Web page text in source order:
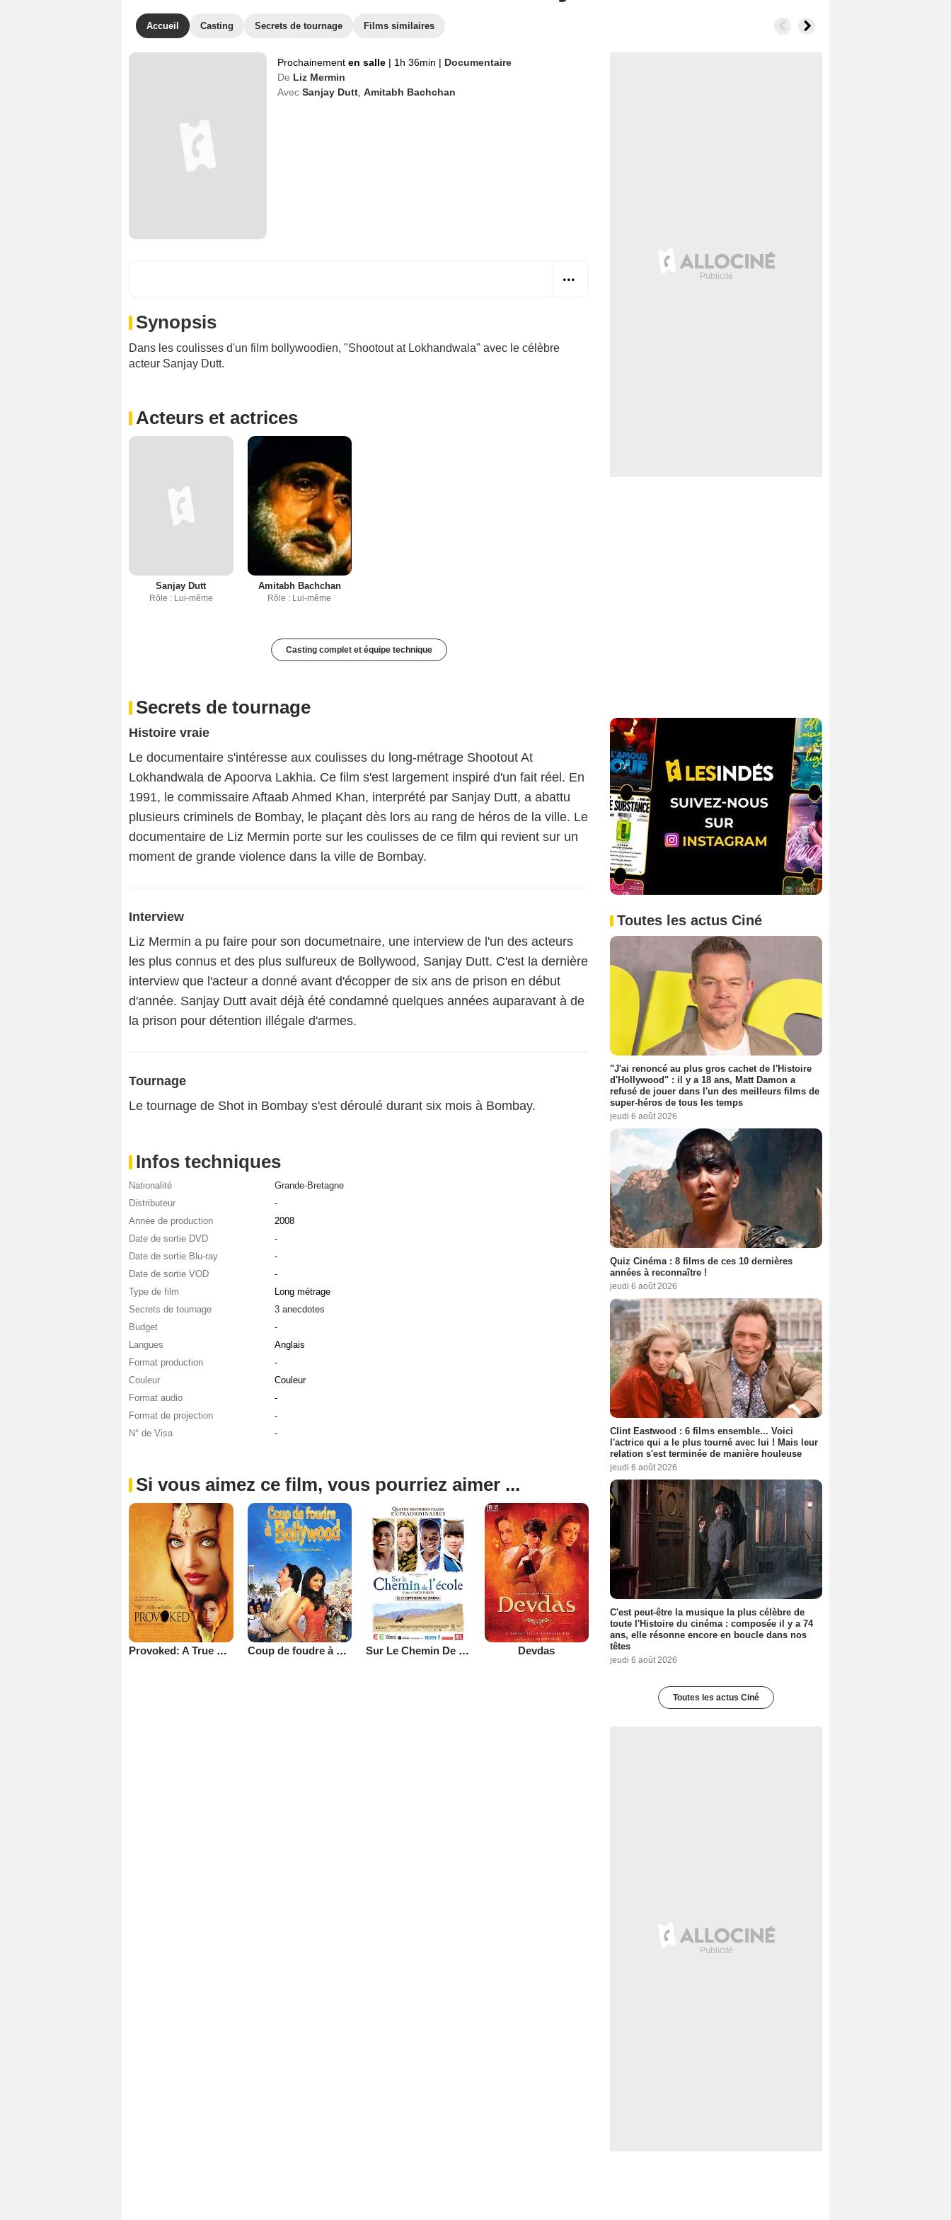
Accueil Casting Secrets de tournage Films similaires
Prochainement en salle | 1h 36min | Documentaire
De Liz Mermin
Avec Sanjay Dutt Amitabh Bachchan
Synopsis
Dans les coulisses d'un film bollywoodien, "Shootout at Lokhandwala" avec le célèbre
acteur Sanjay Dutt.
Acteurs et actrices
Sanjay Dutt
Rôle : Lui-même
Amitabh Bachchan
Rôle : Lui-même
Casting complet et équipe technique
Secrets de tournage
Histoire vraie
Le documentaire s'intéresse aux coulisses du long-métrage Shootout At
Lokhandwala de Apoorva Lakhia. Ce film s'est largement inspiré d'un fait réel. En
1991, le commissaire Aftaab Ahmed Khan, interprété par Sanjay Dutt, a abattu
plusieurs criminels de Bombay, le plaçant dès lors au rang de héros de la ville. Le
documentaire de Liz Mermin porte sur les coulisses de ce film qui revient sur un
moment de grande violence dans la ville de Bombay.
Interview
Liz Mermin a pu faire pour son documetnaire, une interview de l'un des acteurs
les plus connus et des plus sulfureux de Bollywood, Sanjay Dutt. C'est la dernière
interview que l'acteur a donné avant d'écopper de six ans de prison en début
d'année. Sanjay Dutt avait déjà été condamné quelques années auparavant à de
la prison pour détention illégale d'armes.
Tournage
Le tournage de Shot in Bombay s'est déroulé durant six mois à Bombay.
Infos techniques
Nationalité
Grande-Bretagne
Distributeur
-
Année de production
2008
Date de sortie DVD
-
Date de sortie Blu-ray
-
Date de sortie VOD
-
Type de film
Long métrage
Secrets de tournage
3 anecdotes
Budget
-
Langues
Anglais
Format production
-
Couleur
Couleur
Format audio
-
Format de projection
-
N° de Visa
-
Si vous aimez ce film, vous pourriez aimer ...
Provoked: A True Story Coup de foudre à Bollywood Sur Le Chemin De L'école Devdas
Toutes les actus Ciné
"J'ai renoncé au plus gros cachet de l'Histoire
d'Hollywood" : il y a 18 ans, Matt Damon a
refusé de jouer dans l'un des meilleurs films de
super-héros de tous les temps
jeudi 6 août 2026
Quiz Cinéma : 8 films de ces 10 dernières
années à reconnaître !
jeudi 6 août 2026
Clint Eastwood : 6 films ensemble... Voici
l'actrice qui a le plus tourné avec lui ! Mais leur
relation s'est terminée de manière houleuse
jeudi 6 août 2026
C'est peut-être la musique la plus célèbre de
toute l'Histoire du cinéma : composée il y a 74
ans, elle résonne encore en boucle dans nos
têtes
jeudi 6 août 2026
Toutes les actus Ciné